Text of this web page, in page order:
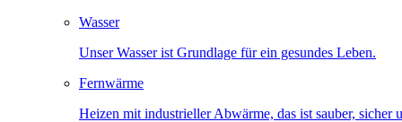
Wasser
Unser Wasser ist Grundlage für ein gesundes Leben.
Fernwärme
Heizen mit industrieller Abwärme, das ist sauber, sicher